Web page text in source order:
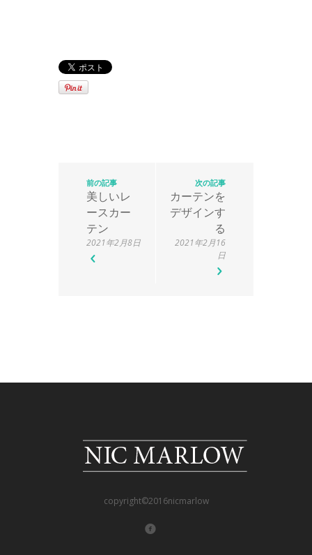
前の記事
美しいレ
ースカー
テン
2021年2月8日
次の記事
カーテンを
デザインす
る
2021年2月16
日
copyright©2016nicmarlow